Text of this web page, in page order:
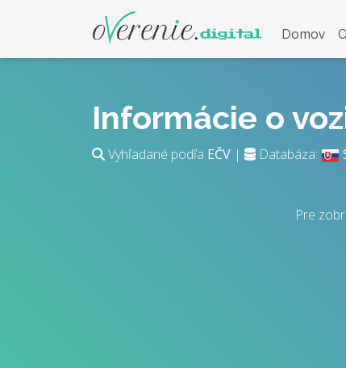
Domov
Informácie o
Vyhľadané podľa EČV | Databáza:
Pre